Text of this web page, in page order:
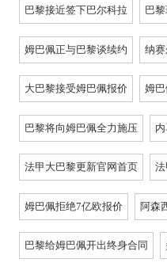
巴黎接近签下巴尔科拉 巴
姆巴佩正与巴黎谈续约 纳
大巴黎接受姆巴佩报价 姆
巴黎将向姆巴佩全力施压
法甲大巴黎更新官网首页
姆巴佩拒绝7亿欧报价 阿森
巴黎给姆巴佩开出终身合同